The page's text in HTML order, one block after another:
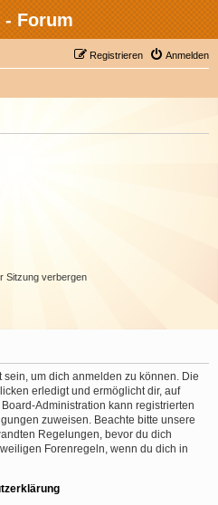
- Forum
Anmelden
Registrieren
Sitzung verbergen
um dich anmelden zu können. Die
erledigt und ermöglicht dir, auf
Administration kann registrierten
zuweisen. Beachte bitte unsere
Regelungen, bevor du dich
Forenregeln, wenn du dich in